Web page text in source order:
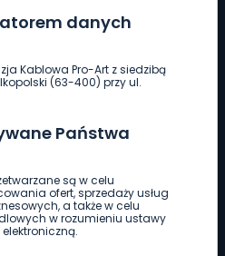
danych
Kablowa Pro-Art z siedzibą
(63-400) przy ul.
Państwa
są w celu
ofert, sprzedaży usług
a także w celu
w rozumieniu ustawy